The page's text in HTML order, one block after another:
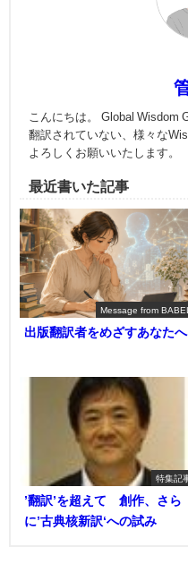
こんにちは。 Global Wisdom
翻訳されていない、様々な
よろしくお願いいたします。
最近書いた記事
Message from BABEL
出版翻訳者をめざすあなたへ
特集記
’翻訳’を超えて 創作、さら
に’古典核新訳‘への試み